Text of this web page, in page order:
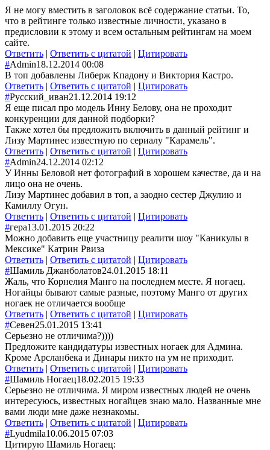
Я не могу вместить в заголовок всё содержание статьи. То,
что в рейтинге только известные личности, указано в
предисловии к этому и всем остальным рейтингам на моем
сайте.
Ответить | Ответить с цитатой | Цитировать
#Admin18.12.2014 00:08
В топ добавлены Либерж Кпадону и Виктория Кастро.
Ответить | Ответить с цитатой | Цитировать
#Русский_иван21.12.2014 19:12
Я еще писал про модель Инну Белову, она не проходит
конкуренции для данной подборки?
Также хотел бы предложить включить в данный рейтинг и
Лизу Мартинес известную по сериалу "Карамель".
Ответить | Ответить с цитатой | Цитировать
#Admin24.12.2014 02:12
У Инны Беловой нет фотографий в хорошем качестве, да и на
лицо она не очень.
Лизу Мартинес добавил в топ, а заодно сестер Джулию и
Камиллу Огун.
Ответить | Ответить с цитатой | Цитировать
#гера13.01.2015 20:22
Можно добавить еще участницу реалити шоу "Каникулы в
Мексике" Катрин Рвиза
Ответить | Ответить с цитатой | Цитировать
#Шамиль Джанболатов24.01.2015 18:11
Жаль, что Корнелия Манго на последнем месте. Я ногаец.
Ногайцы бывают самые разные, поэтому Манго от других
ногаек не отличается вообще
Ответить | Ответить с цитатой | Цитировать
#Севен25.01.2015 13:41
Серьезно не отличима?))))
Предложите кандидатуры известных ногаек для Админа.
Кроме Арсланбека и Динары никто на ум не приходит.
Ответить | Ответить с цитатой | Цитировать
#Шамиль Ногаец18.02.2015 19:33
Серьезно не отличима. Я миром известных людей не очень
интересуюсь, известных ногайцев знаю мало. Названные мне
вами люди мне даже незнакомы.
Ответить | Ответить с цитатой | Цитировать
#Lyudmila10.06.2015 07:03
Цитирую Шамиль Ногаец: